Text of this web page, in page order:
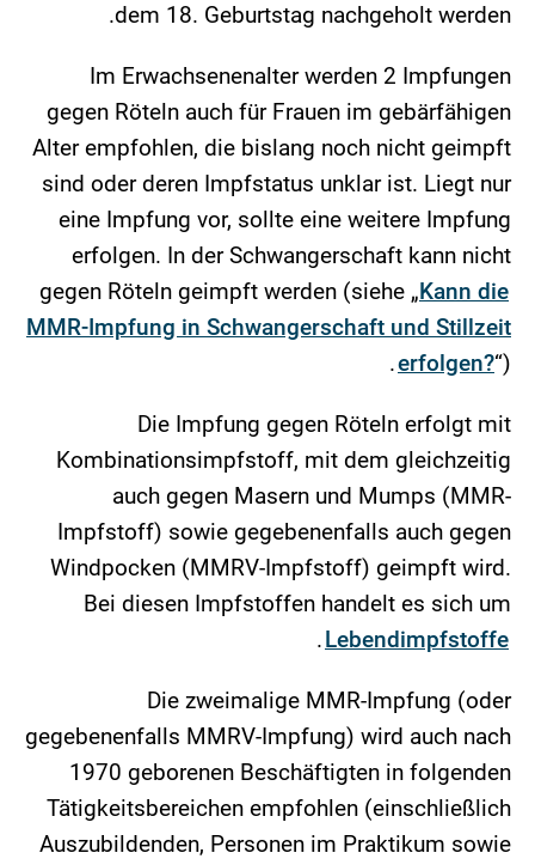
dem 18. Geburtstag nachgeholt werden.
Im Erwachsenenalter werden 2 Impfungen
gegen Röteln auch für Frauen im gebärfähigen
Alter empfohlen, die bislang noch nicht geimpft
sind oder deren Impfstatus unklar ist. Liegt nur
eine Impfung vor, sollte eine weitere Impfung
erfolgen. In der Schwangerschaft kann nicht
gegen Röteln geimpft werden (siehe „Kann die
MMR-Impfung in Schwangerschaft und Stillzeit
erfolgen?“).
Die Impfung gegen Röteln erfolgt mit
Kombinationsimpfstoff, mit dem gleichzeitig
auch gegen Masern und Mumps (MMR-
Impfstoff) sowie gegebenenfalls auch gegen
Windpocken (MMRV-Impfstoff) geimpft wird.
Bei diesen Impfstoffen handelt es sich um
Lebendimpfstoffe
.
Die zweimalige MMR-Impfung (oder
gegebenenfalls MMRV-Impfung) wird auch nach
1970 geborenen Beschäftigten in folgenden
Tätigkeitsbereichen empfohlen (einschließlich
Auszubildenden, Personen im Praktikum sowie